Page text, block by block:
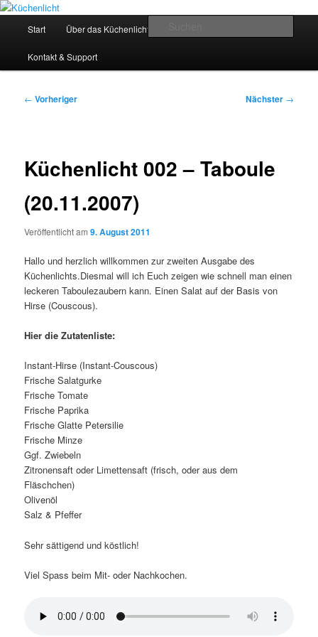
Zum
springenKüchenlicht
Der Mitkochpodcast
Start Über das Küchenlicht
Kontakt & Support
Beitragsnavigation
← Vorheriger Nächster →
Küchenlicht 002 – Taboule
(20.11.2007)
Veröffentlicht am9. August 2011
Hallo und herzlich willkommen zur zweiten Ausgabe des
Küchenlichts.Diesmal will ich Euch zeigen wie schnell man einen
leckeren Taboulezaubern kann. Einen Salat auf der Basis von
Hirse (Couscous).
Hier die Zutatenliste:
Instant-Hirse (Instant-Couscous)
Frische Salatgurke
Frische Tomate
Frische Paprika
Frische Glatte Petersilie
Frische Minze
Ggf. Zwiebeln
Zitronensaft oder Limettensaft (frisch, oder aus dem
Fläschchen)
Olivenöl
Salz & Pfeffer
Sehr sättigend und köstlich!
Viel Spass beim Mit- oder Nachkochen.